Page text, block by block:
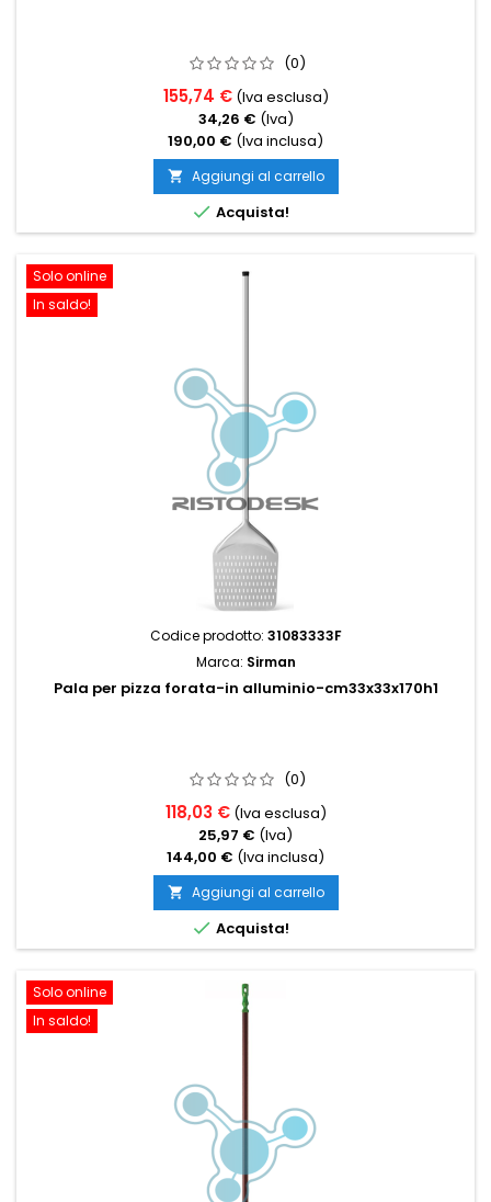
(0)
155,74 € (Iva esclusa)
34,26 € (Iva)
190,00 € (Iva inclusa)
 Aggiungi al carrello
 Acquista!
Solo online
In saldo!
Codice prodotto: 31083333F
Marca: Sirman
Pala per pizza forata-in alluminio-cm33x33x170h1
(0)
118,03 € (Iva esclusa)
25,97 € (Iva)
144,00 € (Iva inclusa)
 Aggiungi al carrello
 Acquista!
Solo online
In saldo!